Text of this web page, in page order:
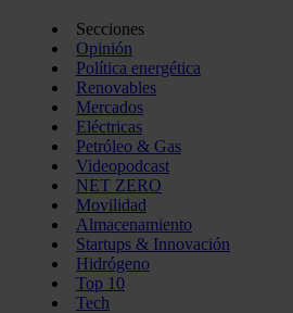
Secciones
Opinión
Política energética
Renovables
Mercados
Eléctricas
Petróleo & Gas
Videopodcast
NET ZERO
Movilidad
Almacenamiento
Startups & Innovación
Hidrógeno
Top 10
Tech